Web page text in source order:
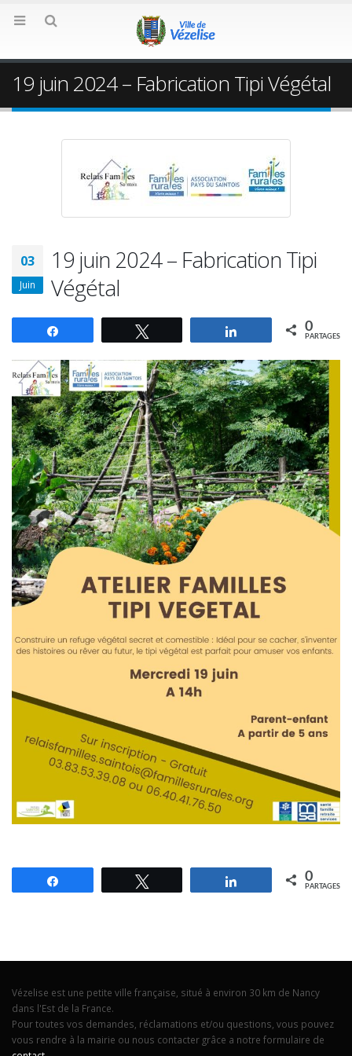
19 juin 2024 – Fabrication Tipi Végétal
03
Juin
19 juin 2024 – Fabrication Tipi
Végétal
Partagez 0
PARTAGES
Partagez 0
PARTAGES
Vézelise est une petite ville française, situé à environ 30 km de Nancy
dans l'Est de la France.
Pour toutes vos demandes, réclamations et/ou questions, vous pouvez
vous rendre à la mairie ou nous contacter grâce a notre formulaire de